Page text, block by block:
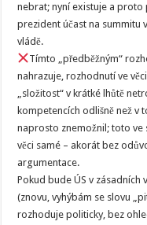
nebrat; nyní existuje a proto
prezident účast na summitu
vládě.
Tímto „předběžným“
nahrazuje, rozhodnutí ve
„složitost“ v krátké lhůtě
kompetencích odlišně než v
naprosto znemožnil; toto ve
věci samé – akorát bez
argumentace.
Pokud bude ÚS v zásadních
(znovu, vyhýbám se slovu
rozhoduje politicky, bez